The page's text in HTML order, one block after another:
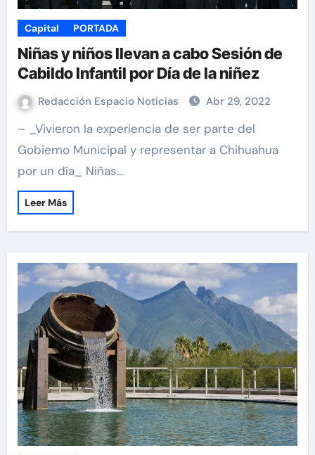
Capital PORTADA
Niñas y niños llevan a cabo Sesión de
Cabildo Infantil por Día de la niñez
Redacción Espacio Noticias Abr 29, 2022
– _Vivieron la experiencia de ser parte del
Gobierno Municipal y representar a Chihuahua
por un día_ Niñas…
Leer Más